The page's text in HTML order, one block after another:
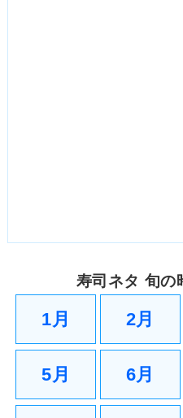
寿司ネタ 旬の
1月 2月
5月 6月